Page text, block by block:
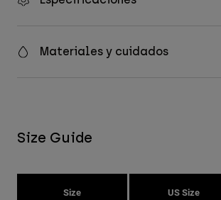
Materiales y cuidados
Size Guide
Size US Size